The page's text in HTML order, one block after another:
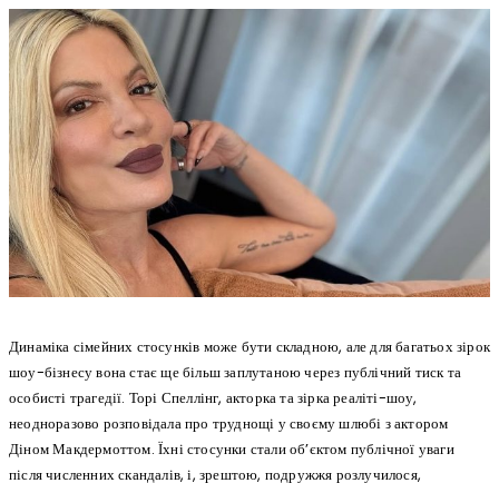
Динаміка сімейних стосунків може бути складною, але для багатьох зірок
шоу-бізнесу вона стає ще більш заплутаною через публічний тиск та
особисті трагедії. Торі Спеллінг, акторка та зірка реаліті-шоу,
неодноразово розповідала про труднощі у своєму шлюбі з актором
Діном Макдермоттом. Їхні стосунки стали об’єктом публічної уваги
після численних скандалів, і, зрештою, подружжя розлучилося,